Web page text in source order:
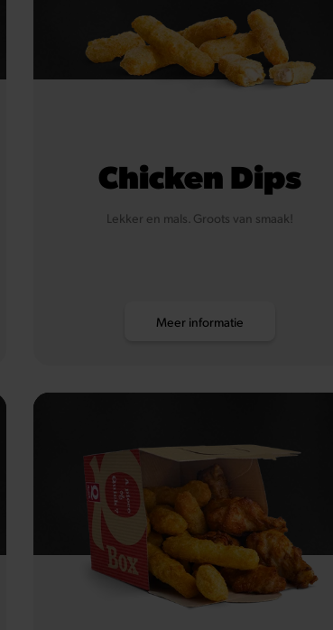
Chicken Dips
Lekker en mals. Groots van smaak!
Meer informatie